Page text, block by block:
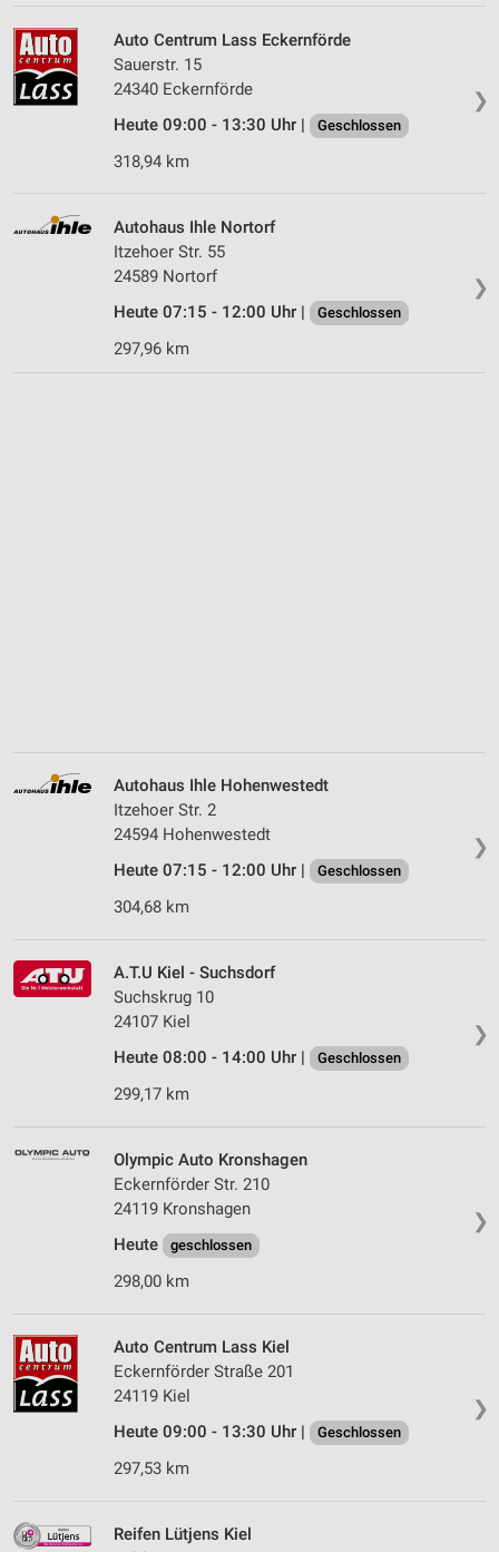
❯
Auto Centrum Lass Eckernförde
Sauerstr. 15
24340 Eckernförde
Heute 09:00 - 13:30 Uhr |
Geschlossen
318,94 km
❯
Autohaus Ihle Nortorf
Itzehoer Str. 55
24589 Nortorf
Heute 07:15 - 12:00 Uhr |
Geschlossen
297,96 km
❯
Autohaus Ihle Hohenwestedt
Itzehoer Str. 2
24594 Hohenwestedt
Heute 07:15 - 12:00 Uhr |
Geschlossen
304,68 km
❯
A.T.U Kiel - Suchsdorf
Suchskrug 10
24107 Kiel
Heute 08:00 - 14:00 Uhr |
Geschlossen
299,17 km
❯
Olympic Auto Kronshagen
Eckernförder Str. 210
24119 Kronshagen
Heute
geschlossen
298,00 km
❯
Auto Centrum Lass Kiel
Eckernförder Straße 201
24119 Kiel
Heute 09:00 - 13:30 Uhr |
Geschlossen
297,53 km
Reifen Lütjens Kiel